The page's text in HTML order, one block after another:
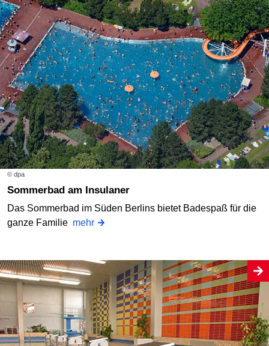
© dpa
Sommerbad am Insulaner
Das Sommerbad im Süden Berlins bietet Badespaß für die
ganze Familie mehr